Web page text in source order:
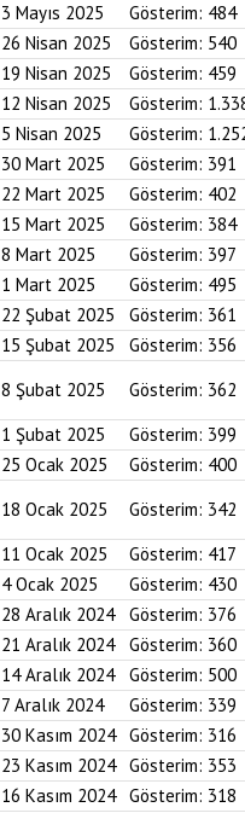
3 Mayıs 2025 Gösterim: 484
26 Nisan 2025 Gösterim: 540
19 Nisan 2025 Gösterim: 459
12 Nisan 2025 Gösterim:
5 Nisan 2025 Gösterim:
30 Mart 2025 Gösterim: 391
22 Mart 2025 Gösterim: 402
15 Mart 2025 Gösterim: 384
8 Mart 2025 Gösterim: 397
1 Mart 2025 Gösterim: 495
22 Şubat 2025 Gösterim: 361
15 Şubat 2025 Gösterim: 356
8 Şubat 2025 Gösterim: 362
1 Şubat 2025 Gösterim: 399
25 Ocak 2025 Gösterim: 400
18 Ocak 2025 Gösterim: 342
11 Ocak 2025 Gösterim: 417
4 Ocak 2025 Gösterim: 430
28 Aralık 2024 Gösterim: 376
21 Aralık 2024 Gösterim: 360
14 Aralık 2024 Gösterim: 500
7 Aralık 2024 Gösterim: 339
30 Kasım 2024 Gösterim: 316
23 Kasım 2024 Gösterim: 353
16 Kasım 2024 Gösterim: 318